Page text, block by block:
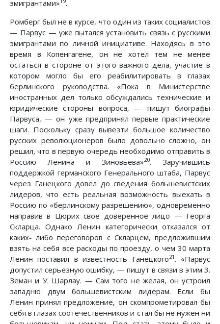
эмигрантами»
.
Ромберг был не в курсе, что один из таких социалистов
— Парвус — уже пытался установить связь с русскими
эмигрантами по личной инициативе. Находясь в это
время в Копенгагене, он не хотел тем не менее
остаться в стороне от этого важного дела, участие в
котором могло бы его реабилитировать в глазах
берлинского руководства. «Пока в Министерстве
иностранных дел только обсуждались технические и
юридические стороны вопроса, — пишут биографы
Парвуса, — он уже предпринял первые практические
шаги. Поскольку сразу вывезти большое количество
русских революционеров было довольно сложно, он
решил, что в первую очередь необходимо отправить в
Россию Ленина и Зиновьева»20. Заручившись
поддержкой германского Генерального штаба, Парвус
через Ганецкого довел до сведения большевистских
лидеров, что есть реальная возможность выехать в
Россию по «берлинскому разрешению», одновременно
направив в Цюрих свое доверенное лицо — Георга
Скларца. Однако Ленин категорически отказался от
каких- либо переговоров с Скларцем, предложившим
взять на себя все расходы по проезду, о чем 30 марта
Ленин поставил в известность Ганецкого21 . «Парвус
допустил серьезную ошибку, — пишут в связи в этим 3.
Земан и У. Шарлау. — Сам того не желая, он устроил
западню двум большевистским лидерам. Если бы
Ленин принял предложение, он скомпрометировал бы
себя в глазах соотечественников и стал бы не нужен ни